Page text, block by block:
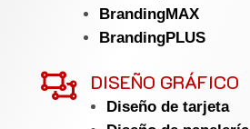
BrandingMAX
BrandingPLUS
 DISEÑO GRÁFICO
Diseño de tarjeta